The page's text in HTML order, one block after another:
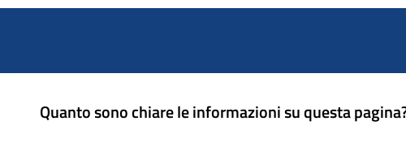
Quanto sono chiare le informazioni su questa